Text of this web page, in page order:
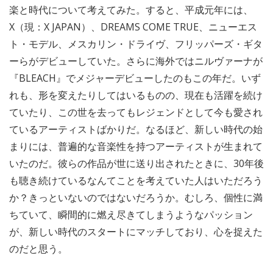
楽と時代について考えてみた。すると、平成元年には、
X（現：X JAPAN）、DREAMS COME TRUE、ニューエス
ト・モデル、メスカリン・ドライヴ、フリッパーズ・ギタ
ーらがデビューしていた。さらに海外ではニルヴァーナが
『BLEACH』でメジャーデビューしたのもこの年だ。いず
れも、形を変えたりしてはいるものの、現在も活躍を続け
ていたり、この世を去ってもレジェンドとして今も愛され
ているアーティストばかりだ。なるほど、新しい時代の始
まりには、普遍的な音楽性を持つアーティストが生まれて
いたのだ。彼らの作品が世に送り出されたときに、30年後
も聴き続けているなんてことを考えていた人はいただろう
か？きっといないのではないだろうか。むしろ、個性に満
ちていて、瞬間的に燃え尽きてしまうようなパッション
が、新しい時代のスタートにマッチしており、心を捉えた
のだと思う。